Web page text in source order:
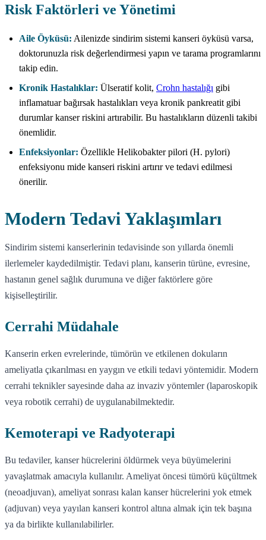
Risk Faktörleri ve Yönetimi
Aile Öyküsü: Ailenizde sindirim sistemi kanseri öyküsü varsa,
doktorunuzla risk değerlendirmesi yapın ve tarama programlarını
takip edin.
Kronik Hastalıklar: Ülseratif kolit, Crohn hastalığı gibi
inflamatuar bağırsak hastalıkları veya kronik pankreatit gibi
durumlar kanser riskini artırabilir. Bu hastalıkların düzenli takibi
önemlidir.
Enfeksiyonlar: Özellikle Helikobakter pilori (H. pylori)
enfeksiyonu mide kanseri riskini artırır ve tedavi edilmesi
önerilir.
Modern Tedavi Yaklaşımları
Sindirim sistemi kanserlerinin tedavisinde son yıllarda önemli
ilerlemeler kaydedilmiştir. Tedavi planı, kanserin türüne, evresine,
hastanın genel sağlık durumuna ve diğer faktörlere göre
kişiselleştirilir.
Cerrahi Müdahale
Kanserin erken evrelerinde, tümörün ve etkilenen dokuların
ameliyatla çıkarılması en yaygın ve etkili tedavi yöntemidir. Modern
cerrahi teknikler sayesinde daha az invaziv yöntemler (laparoskopik
veya robotik cerrahi) de uygulanabilmektedir.
Kemoterapi ve Radyoterapi
Bu tedaviler, kanser hücrelerini öldürmek veya büyümelerini
yavaşlatmak amacıyla kullanılır. Ameliyat öncesi tümörü küçültmek
(neoadjuvan), ameliyat sonrası kalan kanser hücrelerini yok etmek
(adjuvan) veya yayılan kanseri kontrol altına almak için tek başına
ya da birlikte kullanılabilirler.